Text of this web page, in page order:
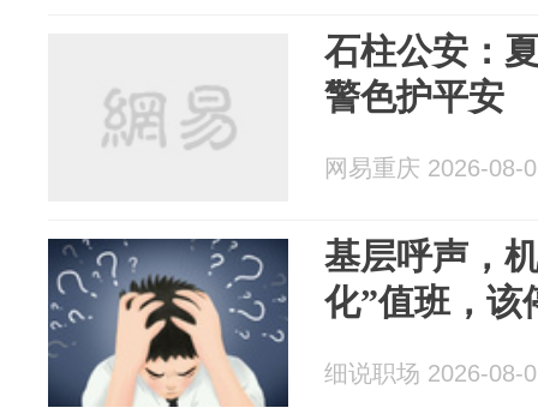
石柱公安：
警色护平安
网易重庆 2026-08-
基层呼声，
化”值班，该
细说职场 2026-08-